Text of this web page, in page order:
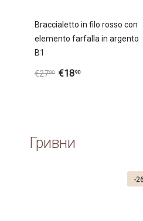
Braccialetto in filo rosso con
elemento farfalla in argento
B1
€2790 €1890
Гривни
-